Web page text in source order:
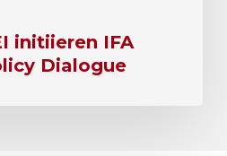
initiieren IFA
Dialogue